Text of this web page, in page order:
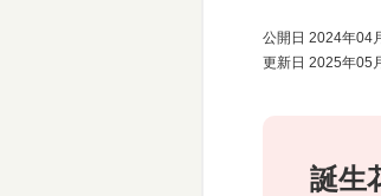
公開日 2024年04
更新日 2025年05
誕生